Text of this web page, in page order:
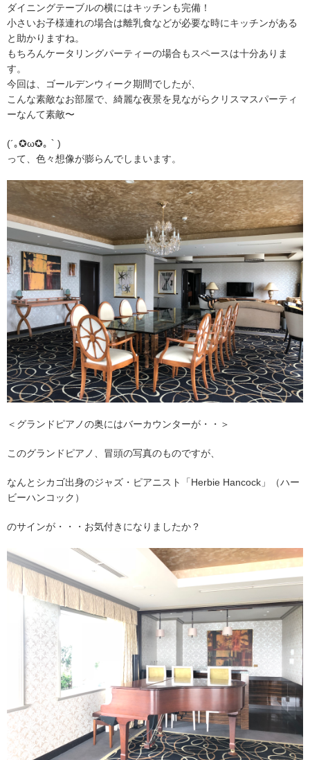
ダイニングテーブルの横にはキッチンも完備！
小さいお子様連れの場合は離乳食などが必要な時にキッチンがある
と助かりますね。
もちろんケータリングパーティーの場合もスペースは十分ありま
す。
今回は、ゴールデンウィーク期間でしたが、
こんな素敵なお部屋で、綺麗な夜景を見ながらクリスマスパーティ
ーなんて素敵〜
(´｡✪ω✪｡｀)
って、色々想像が膨らんでしまいます。
＜グランドピアノの奥にはバーカウンターが・・＞
このグランドピアノ、冒頭の写真のものですが、
なんとシカゴ出身のジャズ・ピアニスト「Herbie Hancock」（ハー
ビーハンコック）
のサインが・・・お気付きになりましたか？